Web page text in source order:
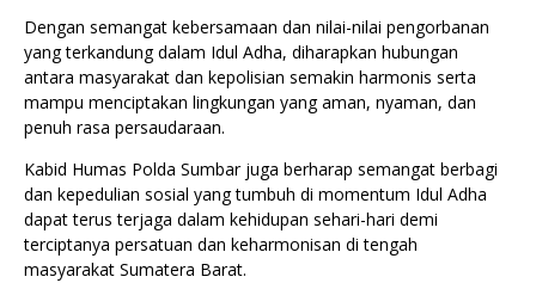
Dengan semangat kebersamaan dan nilai-nilai pengorbanan
yang terkandung dalam Idul Adha, diharapkan hubungan
antara masyarakat dan kepolisian semakin harmonis serta
mampu menciptakan lingkungan yang aman, nyaman, dan
penuh rasa persaudaraan.
Kabid Humas Polda Sumbar juga berharap semangat berbagi
dan kepedulian sosial yang tumbuh di momentum Idul Adha
dapat terus terjaga dalam kehidupan sehari-hari demi
terciptanya persatuan dan keharmonisan di tengah
masyarakat Sumatera Barat.